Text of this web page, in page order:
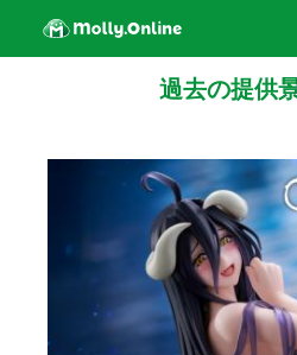
過去の提供